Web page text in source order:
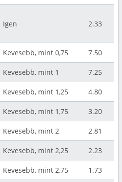
Igen 2.33
Kevesebb, mint 0,75 7.50
Kevesebb, mint 1 7.25
Kevesebb, mint 1,25 4.80
Kevesebb, mint 1,75 3.20
Kevesebb, mint 2 2.81
Kevesebb, mint 2,25 2.23
Kevesebb, mint 2,75 1.73